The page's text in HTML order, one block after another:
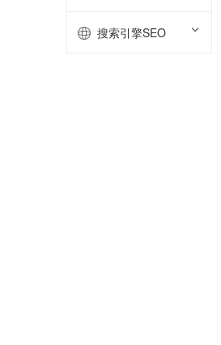
搜索引擎SEO